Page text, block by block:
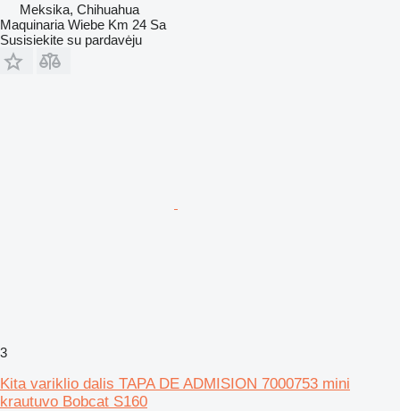
Meksika, Chihuahua
Maquinaria Wiebe Km 24 Sa
Susisiekite su pardavėju
3
Kita variklio dalis TAPA DE ADMISION 7000753 mini
krautuvo Bobcat S160